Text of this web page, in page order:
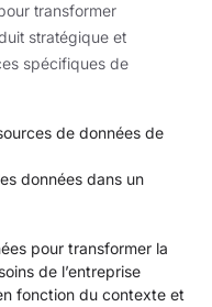
transformer
stratégique et
spécifiques de
de données de
données dans un
pour transformer la
de l’entreprise
fonction du contexte et